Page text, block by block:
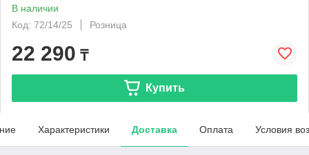
В наличии
Код: 72/14/25
Розница
22 290 ₸
Купить
Характеристики Доставка Оплата Условия